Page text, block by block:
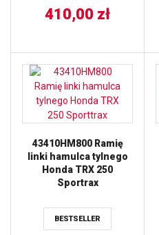
410,00 zł
43410HM800 Ramię
linki hamulca tylnego
Honda TRX 250
Sportrax
BESTSELLER